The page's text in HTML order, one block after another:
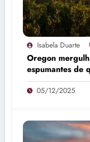
Isabela Duarte
Oregon
espumantes de
05/12/2025